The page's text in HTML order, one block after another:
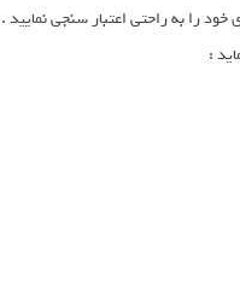
را به راحتی اعتبار سنجی
: